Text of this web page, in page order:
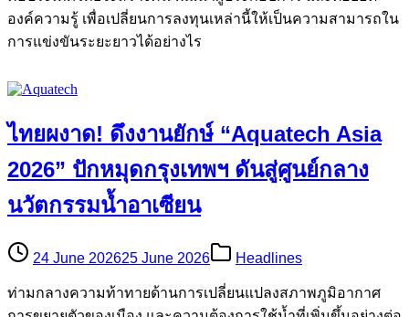
องค์ความรู้ เพื่อเปลี่ยนการลงทุนเหล่านี้ให้เป็นความสามารถใน
การแข่งขันระยะยาวได้อย่างไร
ไทยผงาด! ดึงงานยักษ์ “Aquatech Asia
2026” ปักหมุดกรุงเทพฯ ดันสู่ศูนย์กลาง
นวัตกรรมน้ำอาเซียน
24 June 202625 June 2026 Headlines
ท่ามกลางความท้าทายด้านการเปลี่ยนแปลงสภาพภูมิอากาศ